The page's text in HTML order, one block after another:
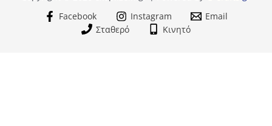
Facebook
Instagram
Email
Σταθερό
Κινητό